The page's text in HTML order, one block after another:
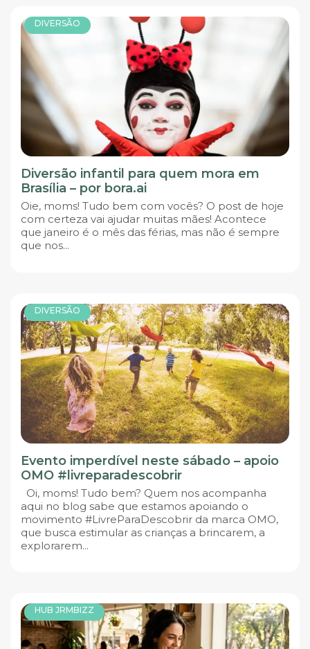
DIVERSÃO
Diversão infantil para quem mora em
Brasília – por bora.ai
Oie, moms! Tudo bem com vocês? O post de hoje
com certeza vai ajudar muitas mães! Acontece
que janeiro é o mês das férias, mas não é sempre
que nos...
DIVERSÃO
Evento imperdível neste sábado – apoio
OMO #livreparadescobrir
Oi, moms! Tudo bem? Quem nos acompanha
aqui no blog sabe que estamos apoiando o
movimento #LivreParaDescobrir da marca OMO,
que busca estimular as crianças a brincarem, a
explorarem...
HUB JRMBIZZ